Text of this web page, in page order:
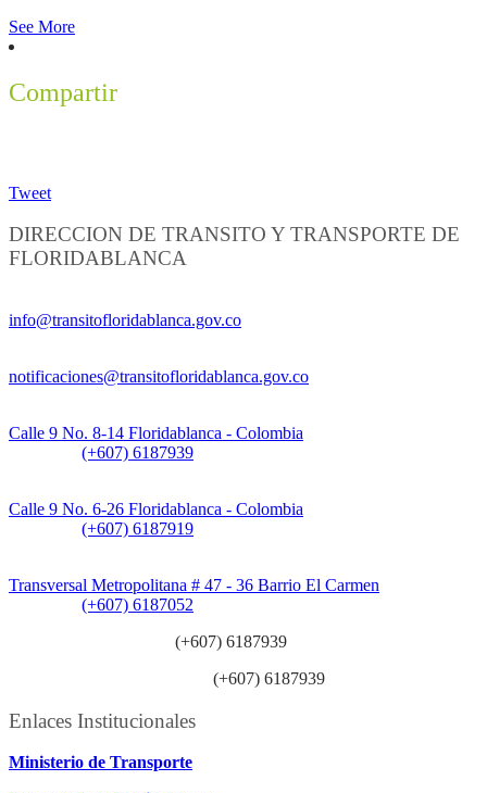
See More
Compartir
Tweet
DIRECCION DE TRANSITO Y TRANSPORTE DE
FLORIDABLANCA
info@transitofloridablanca.gov.co
notificaciones@transitofloridablanca.gov.co
Calle 9 No. 8-14 Floridablanca - Colombia
(+607) 6187939
Calle 9 No. 6-26 Floridablanca - Colombia
(+607) 6187919
Transversal Metropolitana # 47 - 36 Barrio El Carmen
(+607) 6187052
(+607) 6187939
(+607) 6187939
Enlaces Institucionales
Ministerio de Transporte